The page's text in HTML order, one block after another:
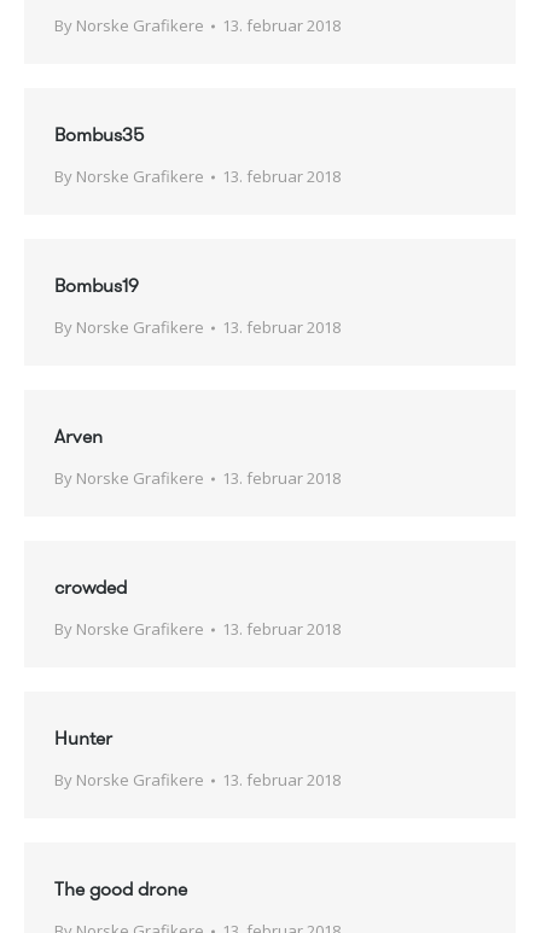
By Norske Grafikere 13. februar 2018
Bombus35
By Norske Grafikere 13. februar 2018
Bombus19
By Norske Grafikere 13. februar 2018
Arven
By Norske Grafikere 13. februar 2018
crowded
By Norske Grafikere 13. februar 2018
Hunter
By Norske Grafikere 13. februar 2018
The good drone